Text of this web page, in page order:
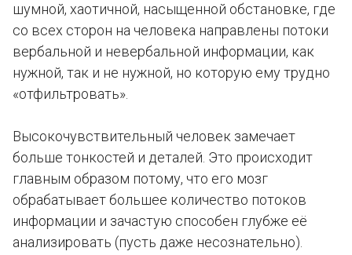
шумной, хаотичной, насыщенной обстановке, где
со всех сторон на человека направлены потоки
вербальной и невербальной информации, как
нужной, так и не нужной, но которую ему трудно
«отфильтровать».
Высокочувствительный человек замечает
больше тонкостей и деталей. Это происходит
главным образом потому, что его мозг
обрабатывает большее количество потоков
информации и зачастую способен глубже её
анализировать (пусть даже несознательно).